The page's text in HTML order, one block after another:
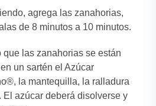
agrega las zanahorias,
de 8 minutos a 10 minutos.
que las zanahorias se están
un sartén el Azúcar
la mantequilla, la ralladura
El azúcar deberá disolverse y